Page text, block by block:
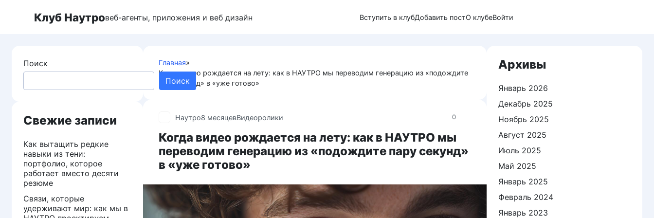
Клуб Наутровеб-агенты, приложения и веб дизайн Вступить в клубДобавить постО клубеВойти
Главная»
Когда видео рождается на лету: как в НАУТРО мы переводим генерацию из «подождите
пару секунд» в «уже готово»
0
Наутро8 месяцевВидеоролики
Когда видео рождается на лету: как в НАУТРО мы
переводим генерацию из «подождите пару секунд»
в «уже готово»
Поиск
Поиск
Свежие записи
Как вытащить редкие
навыки из тени:
портфолио, которое
работает вместо десяти
резюме
Связи, которые
удерживают мир: как мы в
Архивы
Январь 2026
Декабрь 2025
Ноябрь 2025
Август 2025
Июль 2025
Май 2025
Январь 2025
Февраль 2024
Январь 2023